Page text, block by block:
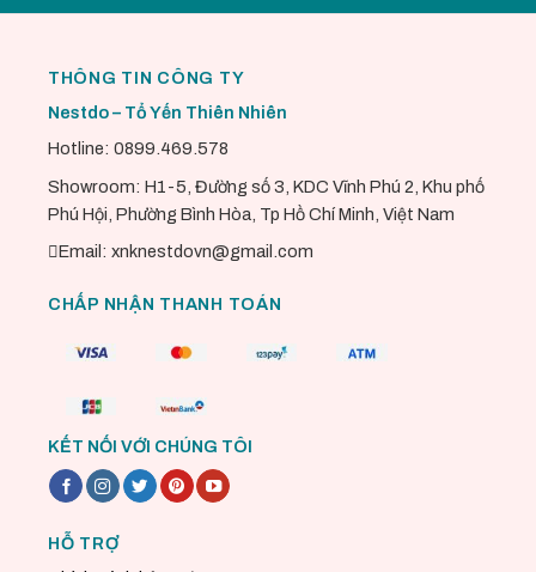
THÔNG TIN CÔNG TY
Nestdo – Tổ Yến Thiên Nhiên
Hotline: 0899.469.578
Showroom: H1-5, Đường số 3, KDC Vĩnh Phú 2, Khu phố
Phú Hội, Phường Bình Hòa, Tp Hồ Chí Minh, Việt Nam
Email: xnknestdovn@gmail.com
CHẤP NHẬN THANH TOÁN
KẾT NỐI VỚI CHÚNG TÔI
HỖ TRỢ